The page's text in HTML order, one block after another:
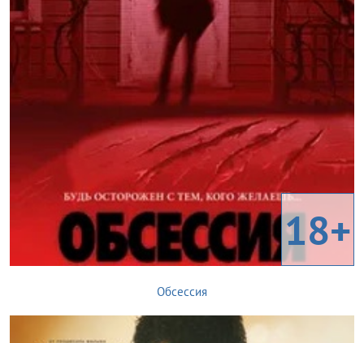
18+
Обсессия